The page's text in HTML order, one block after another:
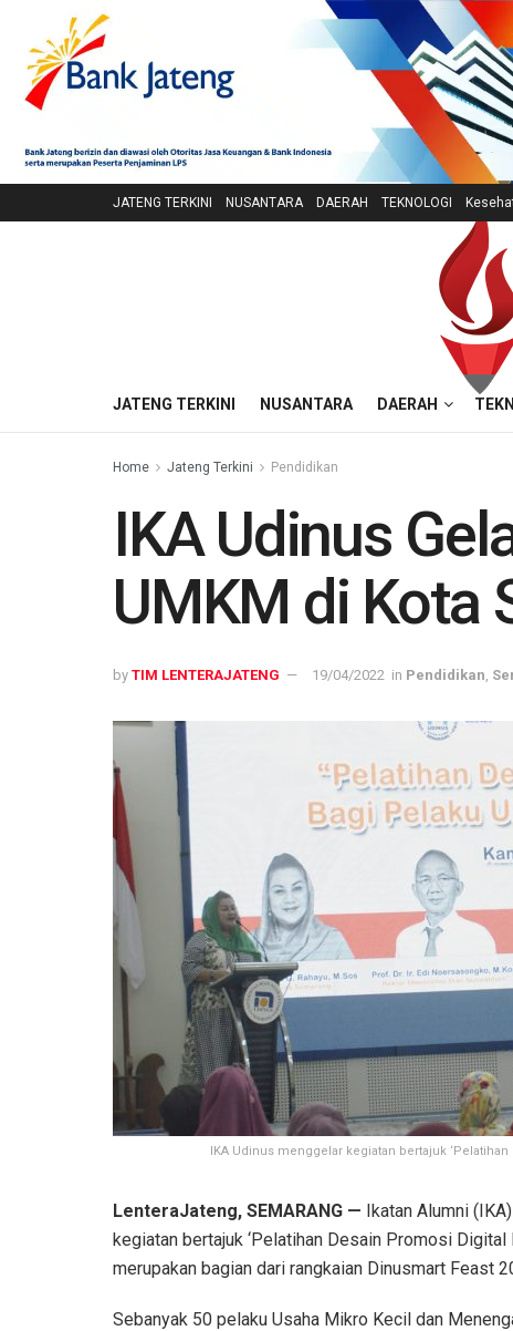
JATENG TERKINI NUSANTARA DAERAH TEKNOLOGI
JATENG TERKINI NUSANTARA DAERAH
Home Jateng Terkini Pendidikan
IKA Udinus
UMKM di Kota
by TIM LENTERAJATENG 19/04/2022 in Pendidikan
IKA Udinus menggelar kegiatan bertajuk
LenteraJateng, SEMARANG — Ikatan Alumni
kegiatan bertajuk ‘Pelatihan Desain Promosi
merupakan bagian dari rangkaian Dinusmart Feast
Sebanyak 50 pelaku Usaha Mikro Kecil dan